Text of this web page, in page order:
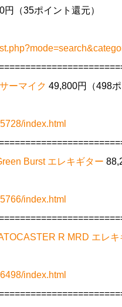
（35ポイント還元）
ーマイク 49,800円（498ポ
index.html
Burst エレキギター
index.html
R MRD エレキ
index.html